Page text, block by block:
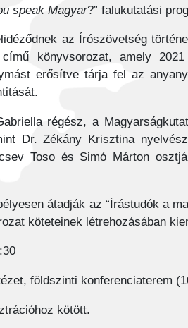
speak Magyar?” falukutatási
az Írószövetség
könyvsorozat, amely 2021
erősítve tárja fel az
régész, a
Dr. Zékány Krisztina
Toso és Simó Márton
átadják az “Írástudók a
köteteinek létrehozásában
földszinti konferenciaterem
kötött.